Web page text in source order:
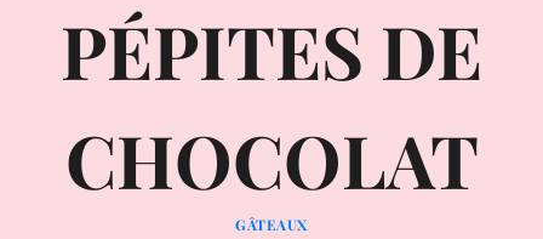
PÉPITES DE
CHOCOLAT
GÂTEAUX